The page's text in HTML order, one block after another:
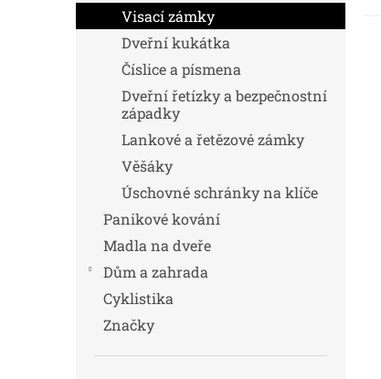
Visací zámky
Dveřní kukátka
Číslice a písmena
Dveřní řetízky a bezpečnostní
západky
Lankové a řetězové zámky
Věšáky
Úschovné schránky na klíče
Panikové kování
Madla na dveře
Dům a zahrada
Cyklistika
Značky